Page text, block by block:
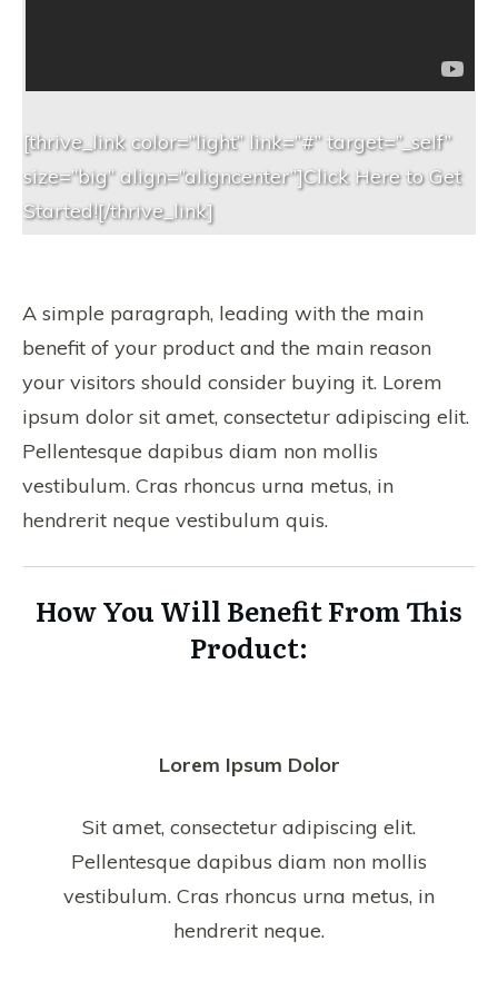
[thrive_link color=”light” link=”#” target=”_self”
size=”big” align=”aligncenter”]Click Here to Get
Started![/thrive_link]
A simple paragraph, leading with the main
benefit of your product and the main reason
your visitors should consider buying it. Lorem
ipsum dolor sit amet, consectetur adipiscing elit.
Pellentesque dapibus diam non mollis
vestibulum. Cras rhoncus urna metus, in
hendrerit neque vestibulum quis.
How You Will Benefit From This
Product:
Lorem Ipsum Dolor
​Sit amet, consectetur adipiscing elit.
Pellentesque dapibus diam non mollis
vestibulum. Cras rhoncus urna metus, in
hendrerit neque.